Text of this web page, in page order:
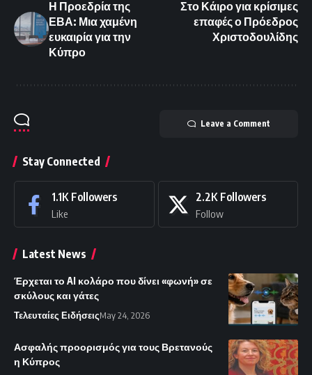
Η Προεδρία της
ΕΒΑ: Μια χαμένη
ευκαιρία για την
Κύπρο
Στο Κάιρο για κρίσιμες
επαφές ο Πρόεδρος
Χριστοδουλίδης
Leave a Comment
Stay Connected
1.1K Followers
Like
2.2K Followers
Follow
Latest News
Έρχεται το AI κολάρο που δίνει «φωνή» σε
σκύλους και γάτες
Τελευταίες ΕιδήσειςMay 24, 2026
Ασφαλής προορισμός για τους Βρετανούς
η Κύπρος